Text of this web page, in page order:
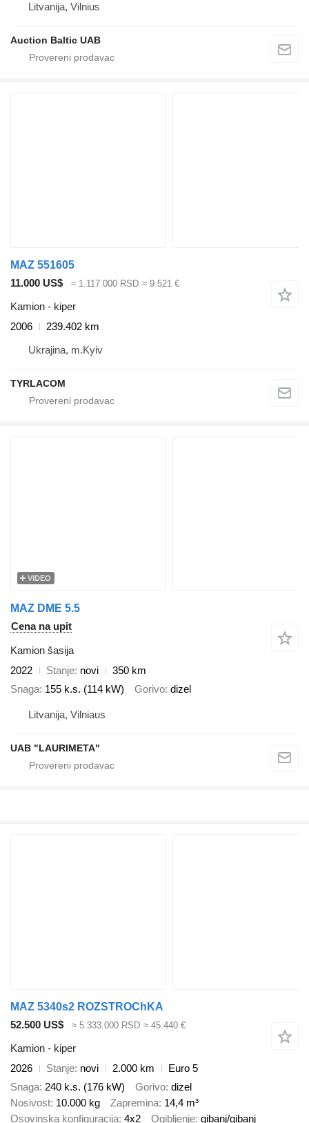
Litvanija, Vilnius
Auction Baltic UAB
MAZ 551605
11.000 US$
≈ 1.117.000 RSD ≈ 9.521 €
Kamion - kiper
2006
239.402 km
Ukrajina, m.Kyiv
TYRLACOM
VIDEO
MAZ DME 5.5
Cena na upit
Kamion šasija
2022
Stanje novi
350 km
Snaga 155 k.s. (114 kW) Gorivo dizel
Litvanija, Vilniaus
UAB "LAURIMETA"
MAZ 5340s2 ROZSTROChKA
52.500 US$
≈ 5.333.000 RSD ≈ 45.440 €
Kamion - kiper
2026
Stanje novi 2.000 km
Euro 5
Snaga 240 k.s. (176 kW) Gorivo dizel
Nosivost 10.000 kg Zapremina 14,4 m³
Osovinska konfiguracija 4x2 Ogibljenje gibanj/gibanj